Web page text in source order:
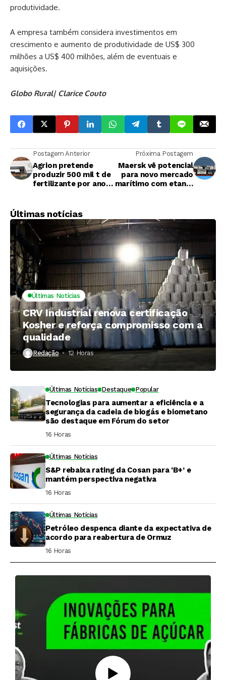
produtividade.
A empresa também considera investimentos em
crescimento e aumento de produtividade de US$ 300
milhões a US$ 400 milhões, além de eventuais e
aquisições.
Globo Rural| Clarice Couto
Postagem Anterior
Agrion pretende
produzir 500 mil t de
fertilizante por ano
Próxima Postagem
Maersk vê potencial
para novo mercado
marítimo com etanol
Últimas notícias
Últimas Notícias
CRV Industrial renova certificação
Kosher e reforça compromisso com a
qualidade
Redação 12 Horas ⁮
Últimas Notícias Destaque Popular
Tecnologias para aumentar a eficiência e a
segurança da cadeia de biogás e biometano
são destaque em Fórum do setor
16 Horas ⁮
Últimas Notícias
S&P rebaixa rating da Cosan para ‘B+’ e
mantém perspectiva negativa
16 Horas ⁮
Últimas Notícias
Petróleo despenca diante da expectativa de
acordo para reabertura de Ormuz
16 Horas ⁮